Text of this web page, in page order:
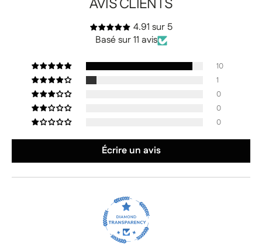
AVIS CLIENTS
4.91 sur 5
Basé sur 11 avis
10
1
0
0
0
Écrire un avis